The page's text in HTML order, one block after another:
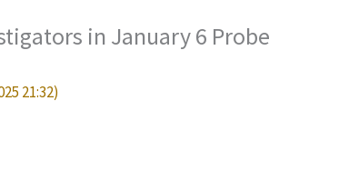
in January 6 Probe
21:32)